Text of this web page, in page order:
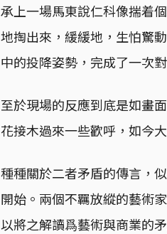
承上一場馬東說仁科像揣着
地掏出來，緩緩地，生怕驚
中的投降姿勢，完成了一次
至於現場的反應到底是如畫
花接木過來一些歡呼，如今
種種關於二者矛盾的傳言，
開始。兩個不羈放縱的藝術
以將之解讀爲藝術與商業的